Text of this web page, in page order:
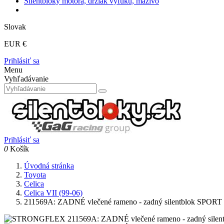
Slovak
EUR €
Prihlásiť sa
Menu
Vyhľadávanie
Prihlásiť sa
0 Košík
Úvodná stránka
Toyota
Celica
Celica VII (99-06)
211569A: ZADNÉ vlečené rameno - zadný silentblok